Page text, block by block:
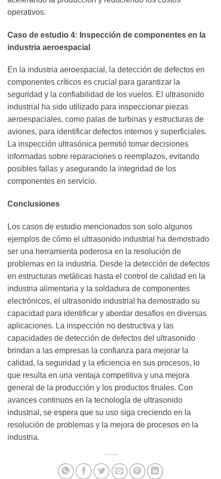
operativos.
Caso de estudio 4: Inspección de componentes en la
industria aeroespacial
En la industria aeroespacial, la detección de defectos en
componentes críticos es crucial para garantizar la
seguridad y la confiabilidad de los vuelos. El ultrasonido
industrial ha sido utilizado para inspeccionar piezas
aeroespaciales, como palas de turbinas y estructuras de
aviones, para identificar defectos internos y superficiales.
La inspección ultrasónica permitió tomar decisiones
informadas sobre reparaciones o reemplazos, evitando
posibles fallas y asegurando la integridad de los
componentes en servicio.
Conclusiones
Los casos de estudio mencionados son solo algunos
ejemplos de cómo el ultrasonido industrial ha demostrado
ser una herramienta poderosa en la resolución de
problemas en la industria. Desde la detección de defectos
en estructuras metálicas hasta el control de calidad en la
industria alimentaria y la soldadura de componentes
electrónicos, el ultrasonido industrial ha demostrado su
capacidad para identificar y abordar desafíos en diversas
aplicaciones. La inspección no destructiva y las
capacidades de detección de defectos del ultrasonido
brindan a las empresas la confianza para mejorar la
calidad, la seguridad y la eficiencia en sus procesos, lo
que resulta en una ventaja competitiva y una mejora
general de la producción y los productos finales. Con
avances continuos en la tecnología de ultrasonido
industrial, se espera que su uso siga creciendo en la
resolución de problemas y la mejora de procesos en la
industria.